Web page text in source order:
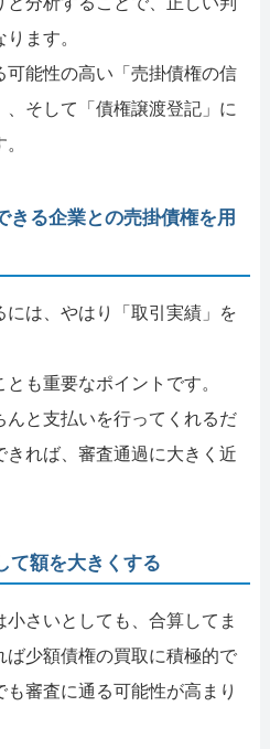
ます。
能性の高い「売掛債権の信
そして「債権譲渡登記」に
きる企業との売掛債権を用
は、やはり「取引実績」を
も重要なポイントです。
んと支払いを行ってくれるだ
れば、審査通過に大きく近
て額を大きくする
さいとしても、合算してま
ば少額債権の買取に積極的で
審査に通る可能性が高まり